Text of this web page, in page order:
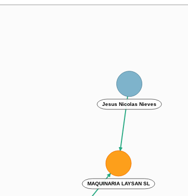
MAQUINARIA LAYSAN SL
Jesus Nicolas Nieves